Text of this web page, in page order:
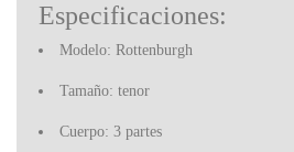
Especificaciones:
Modelo: Rottenburgh
Tamaño: tenor
Cuerpo: 3 partes